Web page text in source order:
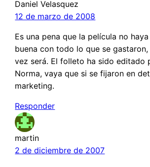
Daniel Velasquez
12 de marzo de 2008
Es una pena que la película no
buena con todo lo que se
vez será. El folleto ha sido editado
Norma, vaya que si se fijaron en
marketing.
Responder
martin
2 de diciembre de 2007